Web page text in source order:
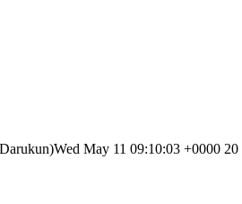
May 11 09:10:03 +0000 20